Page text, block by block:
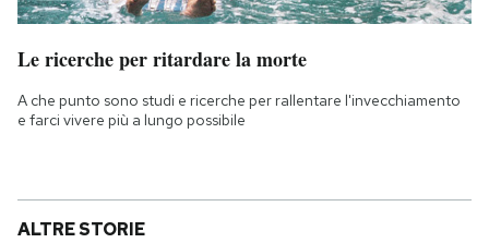
Le ricerche per ritardare la morte
A che punto sono studi e ricerche per rallentare l'invecchiamento
e farci vivere più a lungo possibile
ALTRE STORIE